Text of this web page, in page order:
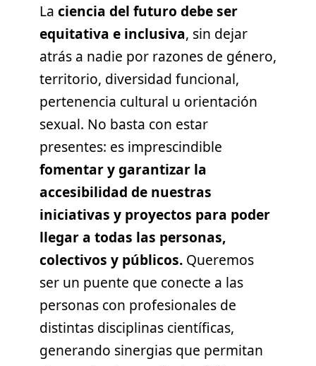
La ciencia del futuro debe ser
equitativa e inclusiva, sin dejar
atrás a nadie por razones de género,
territorio, diversidad funcional,
pertenencia cultural u orientación
sexual. No basta con estar
presentes: es imprescindible
fomentar y garantizar la
accesibilidad de nuestras
iniciativas y proyectos para poder
llegar a todas las personas,
colectivos y públicos. Queremos
ser un puente que conecte a las
personas con profesionales de
distintas disciplinas científicas,
generando sinergias que permitan